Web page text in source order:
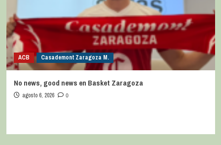
ACB Casademont Zaragoza M.
No news, good news en Basket Zaragoza
agosto 6, 2026 0